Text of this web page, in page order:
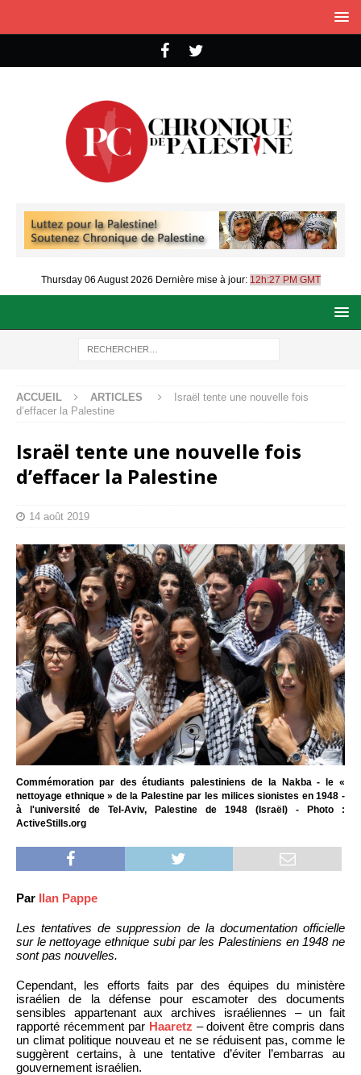
Thursday 06 August 2026 Dernière mise à jour: 12h:27 PM GMT
ACCUEIL ARTICLES
Israël tente une nouvelle fois
d’effacer la Palestine
Israël tente une nouvelle fois
d’effacer la Palestine
14 août 2019
Commémoration par des étudiants palestiniens de la Nakba - le «
nettoyage ethnique » de la Palestine par les milices sionistes en 1948 -
à l'université de Tel-Aviv, Palestine de 1948 (Israël) - Photo :
ActiveStills.org
Par Ilan Pappe
Les tentatives de suppression de la documentation officielle
sur le nettoyage ethnique subi par les Palestiniens en 1948 ne
sont pas nouvelles.
Cependant, les efforts faits par des équipes du ministère
israélien de la défense pour escamoter des documents
sensibles appartenant aux archives israéliennes – un fait
rapporté récemment par Haaretz – doivent être compris dans
un climat politique nouveau et ne se réduisent pas, comme le
suggèrent certains, à une tentative d’éviter l’embarras au
gouvernement israélien.